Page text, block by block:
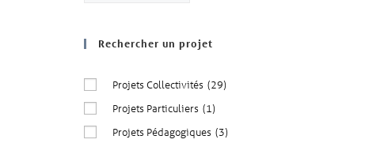
Rechercher un projet
Projets Collectivités (29)
Projets Particuliers (1)
Projets Pédagogiques (3)